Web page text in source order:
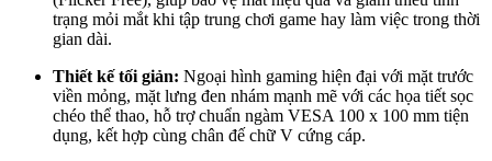
trạng mỏi mắt khi tập trung chơi game hay làm việc trong thời
gian dài.
Thiết kế tối giản: Ngoại hình gaming hiện đại với mặt trước
viền mỏng, mặt lưng đen nhám mạnh mẽ với các họa tiết sọc
chéo thể thao, hỗ trợ chuẩn ngàm VESA 100 x 100 mm tiện
dụng, kết hợp cùng chân đế chữ V cứng cáp.